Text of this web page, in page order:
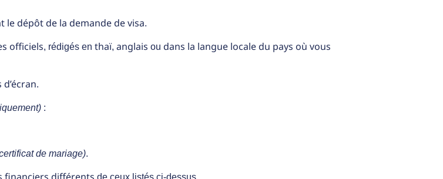
le dépôt de la demande de visa.
officiels, rédigés en thaï, anglais ou dans la langue locale du pays où vous
.
:
de mariage).
de ceux listés ci-dessus.